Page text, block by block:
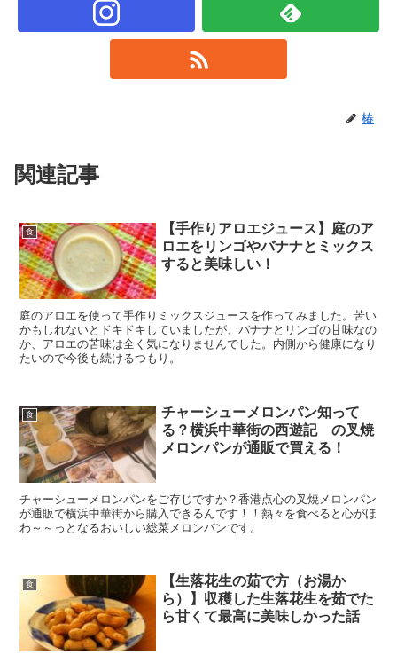
椿
関連記事
食
【手作りアロエジュース】庭のア
ロエをリンゴやバナナとミックス
すると美味しい！
庭のアロエを使って手作りミックスジュースを作ってみました。苦い
かもしれないとドキドキしていましたが、バナナとリンゴの甘味なの
か、アロエの苦味は全く気になりませんでした。内側から健康になり
たいので今後も続けるつもり。
食
チャーシューメロンパン知って
る？横浜中華街の西遊記 の叉焼
メロンパンが通販で買える！
チャーシューメロンパンをご存じですか？香港点心の叉焼メロンパン
が通販で横浜中華街から購入できるんです！！熱々を食べると心がほ
わ～～っとなるおいしい総菜メロンパンです。
食
【生落花生の茹で方（お湯か
ら）】収穫した生落花生を茹でた
ら甘くて最高に美味しかった話